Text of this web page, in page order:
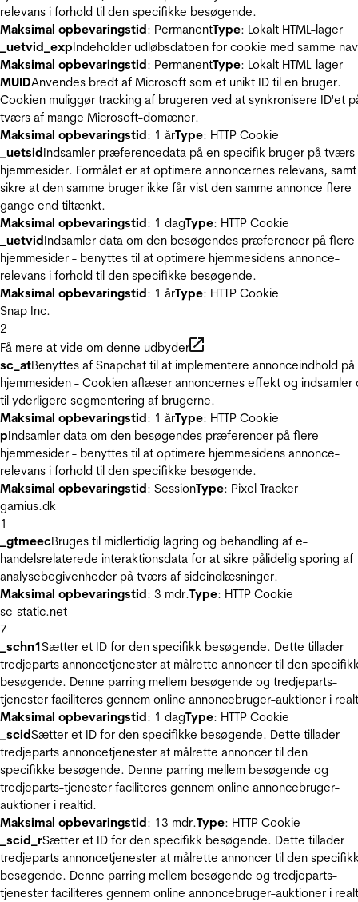
relevans i forhold til den specifikke besøgende.
Maksimal opbevaringstid: PermanentType: Lokalt HTML-lager
_uetvid_expIndeholder udløbsdatoen for cookie med samme
Maksimal opbevaringstid: PermanentType: Lokalt HTML-lager
MUIDAnvendes bredt af Microsoft som et unikt ID til en bruger.
Cookien muliggør tracking af brugeren ved at synkronisere ID'et
tværs af mange Microsoft-domæner.
Maksimal opbevaringstid: 1 årType: HTTP Cookie
_uetsidIndsamler præferencedata på en specifik bruger på tværs
hjemmesider. Formålet er at optimere annoncernes relevans, samt
sikre at den samme bruger ikke får vist den samme annonce flere
gange end tiltænkt.
Maksimal opbevaringstid: 1 dagType: HTTP Cookie
_uetvidIndsamler data om den besøgendes præferencer på flere
hjemmesider - benyttes til at optimere hjemmesidens annonce-
relevans i forhold til den specifikke besøgende.
Maksimal opbevaringstid: 1 årType: HTTP Cookie
Snap Inc.
2
Få mere at vide om denne udbyder
sc_atBenyttes af Snapchat til at implementere annonceindhold på
hjemmesiden - Cookien aflæser annoncernes effekt og indsamler
til yderligere segmentering af brugerne.
Maksimal opbevaringstid: 1 årType: HTTP Cookie
pIndsamler data om den besøgendes præferencer på flere
hjemmesider - benyttes til at optimere hjemmesidens annonce-
relevans i forhold til den specifikke besøgende.
Maksimal opbevaringstid: SessionType: Pixel Tracker
garnius.dk
1
_gtmeecBruges til midlertidig lagring og behandling af e-
handelsrelaterede interaktionsdata for at sikre pålidelig sporing af
analysebegivenheder på tværs af sideindlæsninger.
Maksimal opbevaringstid: 3 mdr.Type: HTTP Cookie
sc-static.net
7
_schn1Sætter et ID for den specifikk besøgende. Dette tillader
tredjeparts annoncetjenester at målrette annoncer til den
besøgende. Denne parring mellem besøgende og tredjeparts-
tjenester faciliteres gennem online annoncebruger-auktioner i
Maksimal opbevaringstid: 1 dagType: HTTP Cookie
_scidSætter et ID for den specifikke besøgende. Dette tillader
tredjeparts annoncetjenester at målrette annoncer til den
specifikke besøgende. Denne parring mellem besøgende og
tredjeparts-tjenester faciliteres gennem online annoncebruger-
auktioner i realtid.
Maksimal opbevaringstid: 13 mdr.Type: HTTP Cookie
_scid_rSætter et ID for den specifikk besøgende. Dette tillader
tredjeparts annoncetjenester at målrette annoncer til den
besøgende. Denne parring mellem besøgende og tredjeparts-
tjenester faciliteres gennem online annoncebruger-auktioner i